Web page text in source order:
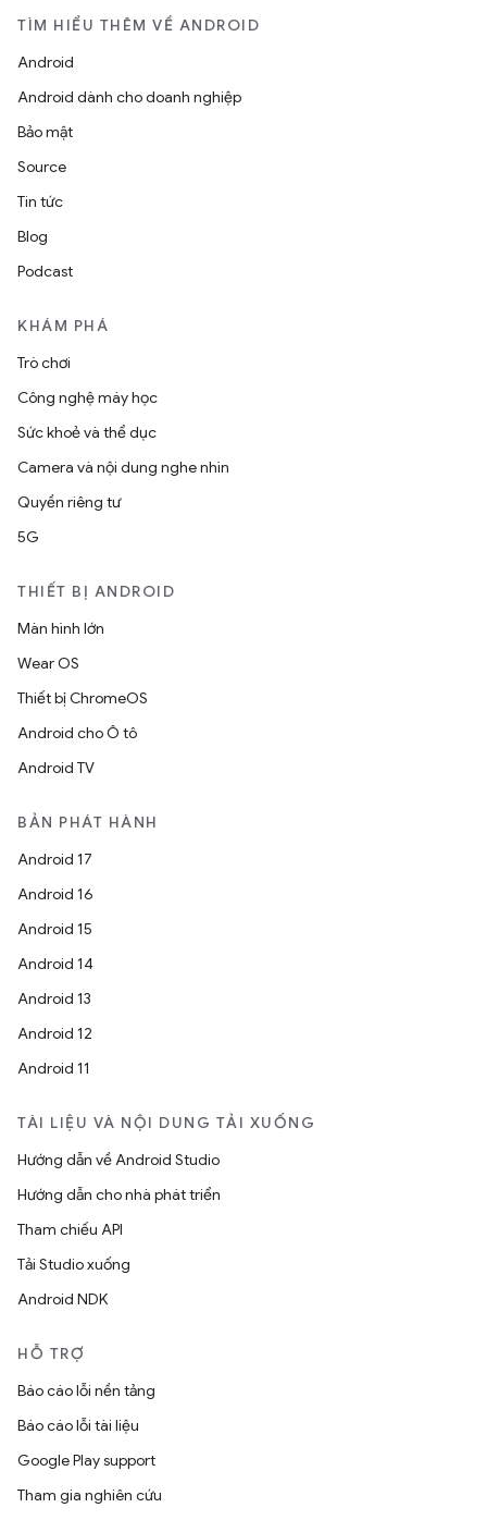
TÌM HIỂU THÊM VỀ ANDROID
Android
Android dành cho doanh nghiệp
Bảo mật
Source
Tin tức
Blog
Podcast
KHÁM PHÁ
Trò chơi
Công nghệ máy học
Sức khoẻ và thể dục
Camera và nội dung nghe nhìn
Quyền riêng tư
5G
THIẾT BỊ ANDROID
Màn hình lớn
Wear OS
Thiết bị ChromeOS
Android cho Ô tô
Android TV
BẢN PHÁT HÀNH
Android 17
Android 16
Android 15
Android 14
Android 13
Android 12
Android 11
TÀI LIỆU VÀ NỘI DUNG TẢI XUỐNG
Hướng dẫn về Android Studio
Hướng dẫn cho nhà phát triển
Tham chiếu API
Tải Studio xuống
Android NDK
HỖ TRỢ
Báo cáo lỗi nền tảng
Báo cáo lỗi tài liệu
Google Play support
Tham gia nghiên cứu